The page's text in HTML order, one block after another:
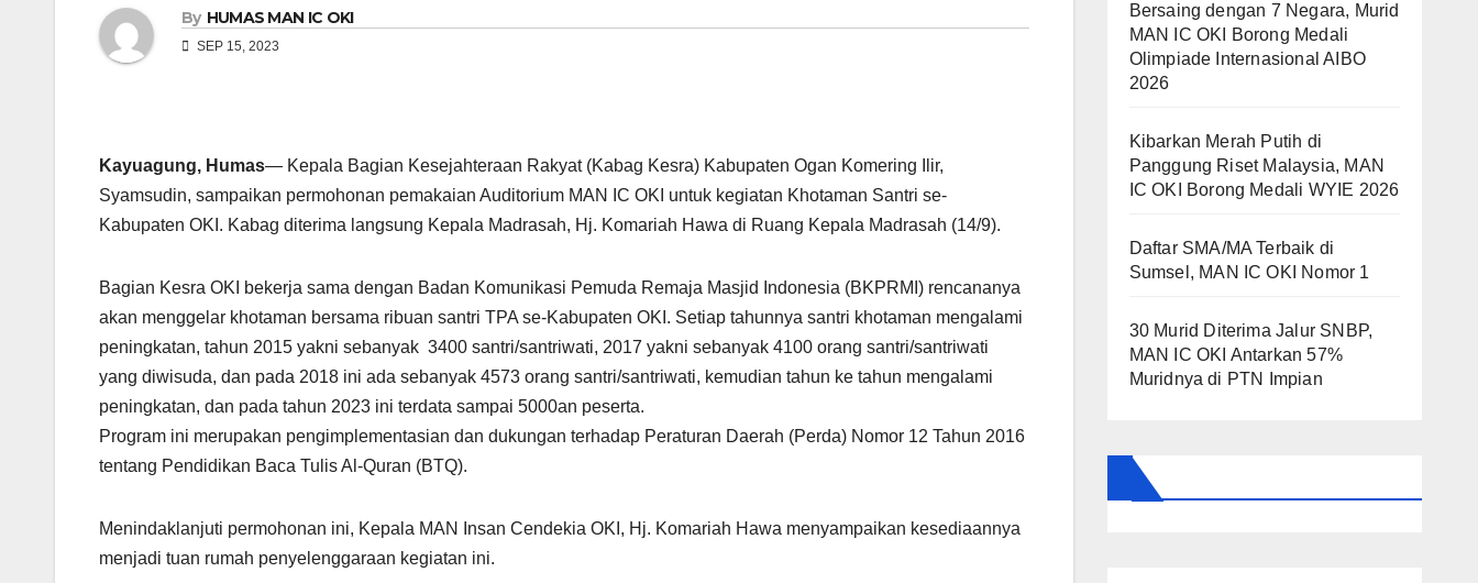
By HUMAS MAN IC OKI
SEP 15, 2023
Kayuagung, Humas— Kepala Bagian Kesejahteraan Rakyat (Kabag Kesra) Kabupaten Ogan Komering Ilir,
Syamsudin, sampaikan permohonan pemakaian Auditorium MAN IC OKI untuk kegiatan Khotaman Santri se-
Kabupaten OKI. Kabag diterima langsung Kepala Madrasah, Hj. Komariah Hawa di Ruang Kepala Madrasah (14/9).
Bagian Kesra OKI bekerja sama dengan Badan Komunikasi Pemuda Remaja Masjid Indonesia (BKPRMI) rencananya
akan menggelar khotaman bersama ribuan santri TPA se-Kabupaten OKI. Setiap tahunnya santri khotaman mengalami
peningkatan, tahun 2015 yakni sebanyak 3400 santri/santriwati, 2017 yakni sebanyak 4100 orang santri/santriwati
yang diwisuda, dan pada 2018 ini ada sebanyak 4573 orang santri/santriwati, kemudian tahun ke tahun mengalami
peningkatan, dan pada tahun 2023 ini terdata sampai 5000an peserta.
Program ini merupakan pengimplementasian dan dukungan terhadap Peraturan Daerah (Perda) Nomor 12 Tahun 2016
tentang Pendidikan Baca Tulis Al-Quran (BTQ).
Menindaklanjuti permohonan ini, Kepala MAN Insan Cendekia OKI, Hj. Komariah Hawa menyampaikan kesediaannya
menjadi tuan rumah penyelenggaraan kegiatan ini.
Bersaing dengan 7 Negara, Murid
MAN IC OKI Borong Medali
Olimpiade Internasional AIBO
2026
Kibarkan Merah Putih di
Panggung Riset Malaysia, MAN
IC OKI Borong Medali WYIE 2026
Daftar SMA/MA Terbaik di
Sumsel, MAN IC OKI Nomor 1
30 Murid Diterima Jalur SNBP,
MAN IC OKI Antarkan 57%
Muridnya di PTN Impian